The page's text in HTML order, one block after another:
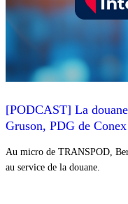
[PODCAST] La
Gruson, PDG de Conex
Au micro de TRANSPOD,
au service de la douane.